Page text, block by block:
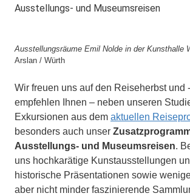
Ausstellungs- und Museumsreisen
Ausstellungsräume Emil Nolde in der Kunsthalle
Arslan / Würth
Wir freuen uns auf den Reiseherbst und
empfehlen Ihnen – neben unseren
Exkursionen aus dem aktuellen
besonders auch unser
Ausstellungs- und Museumsreisen.
uns hochkarätige Kunstausstellungen
historische Präsentationen sowie
aber nicht minder faszinierende